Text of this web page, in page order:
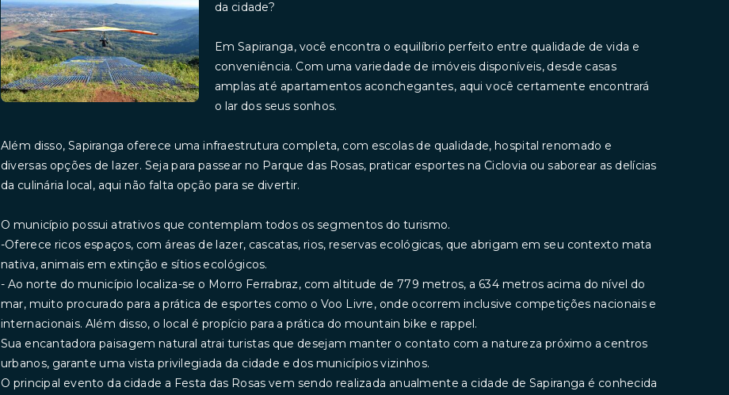
da cidade?
Em Sapiranga, você encontra o equilíbrio perfeito entre qualidade de vida e
conveniência. Com uma variedade de imóveis disponíveis, desde casas
amplas até apartamentos aconchegantes, aqui você certamente encontrará
o lar dos seus sonhos.
Além disso, Sapiranga oferece uma infraestrutura completa, com escolas de qualidade, hospital renomado e
diversas opções de lazer. Seja para passear no Parque das Rosas, praticar esportes na Ciclovia ou saborear as delícias
da culinária local, aqui não falta opção para se divertir.
O município possui atrativos que contemplam todos os segmentos do turismo.
-Oferece ricos espaços, com áreas de lazer, cascatas, rios, reservas ecológicas, que abrigam em seu contexto mata
nativa, animais em extinção e sítios ecológicos.
- Ao norte do município localiza-se o Morro Ferrabraz, com altitude de 779 metros, a 634 metros acima do nível do
mar, muito procurado para a prática de esportes como o Voo Livre, onde ocorrem inclusive competições nacionais e
internacionais. Além disso, o local é propício para a prática do mountain bike e rappel.
Sua encantadora paisagem natural atrai turistas que desejam manter o contato com a natureza próximo a centros
urbanos, garante uma vista privilegiada da cidade e dos municípios vizinhos.
O principal evento da cidade a Festa das Rosas vem sendo realizada anualmente a cidade de Sapiranga é conhecida